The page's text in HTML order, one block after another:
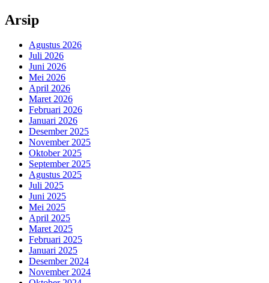
Arsip
Agustus 2026
Juli 2026
Juni 2026
Mei 2026
April 2026
Maret 2026
Februari 2026
Januari 2026
Desember 2025
November 2025
Oktober 2025
September 2025
Agustus 2025
Juli 2025
Juni 2025
Mei 2025
April 2025
Maret 2025
Februari 2025
Januari 2025
Desember 2024
November 2024